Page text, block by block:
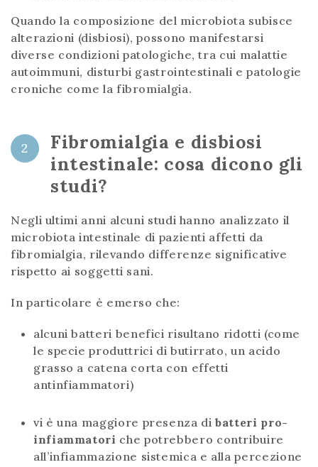
Quando la composizione del microbiota subisce
alterazioni (disbiosi), possono manifestarsi
diverse condizioni patologiche, tra cui malattie
autoimmuni, disturbi gastrointestinali e patologie
croniche come la fibromialgia.
2
Fibromialgia e disbiosi
intestinale: cosa dicono gli
studi?
Negli ultimi anni alcuni studi hanno analizzato il
microbiota intestinale di pazienti affetti da
fibromialgia, rilevando differenze significative
rispetto ai soggetti sani.
In particolare è emerso che:
alcuni batteri benefici risultano ridotti (come
le specie produttrici di butirrato, un acido
grasso a catena corta con effetti
antinfiammatori)
vi è una maggiore presenza dibatteri pro-
infiammatori che potrebbero contribuire
all’infiammazione sistemica e alla percezione